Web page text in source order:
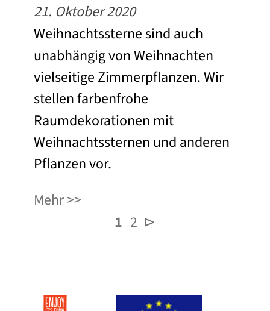
21. Oktober 2020
Weihnachtssterne sind auch
unabhängig von Weihnachten
vielseitige Zimmerpflanzen. Wir
stellen farbenfrohe
Raumdekorationen mit
Weihnachtssternen und anderen
Pflanzen vor.
Mehr
1 2 ⊳